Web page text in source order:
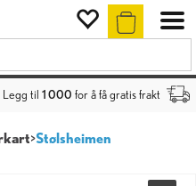
Legg til 1 000 for å få gratis frakt
>Stølsheimen